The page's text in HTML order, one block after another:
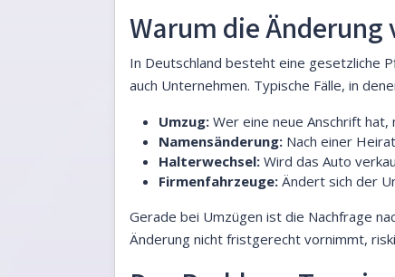
Warum die
In Deutschland besteht eine gesetzliche
auch Unternehmen. Typische Fälle, in
Umzug: Wer eine neue Anschrift hat,
Namensänderung: Nach einer
Halterwechsel: Wird das Auto
Firmenfahrzeuge: Ändert sich der
Gerade bei Umzügen ist die Nachfrage
Änderung nicht fristgerecht vornimmt,